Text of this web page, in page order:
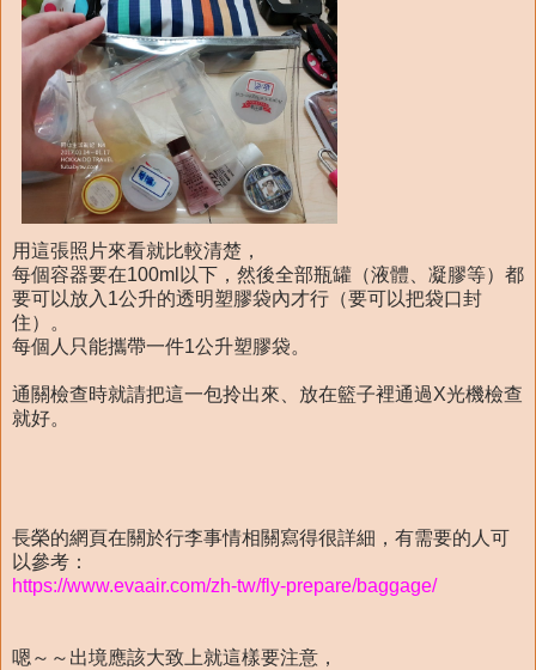
用這張照片來看就比較清楚，
每個容器要在100ml以下，然後全部瓶罐（液體、凝膠等）都
要可以放入1公升的透明塑膠袋內才行（要可以把袋口封
住）。
每個人只能攜帶一件1公升塑膠袋。
通關檢查時就請把這一包拎出來、放在籃子裡通過X光機檢查
就好。
長榮的網頁在關於行李事情相關寫得很詳細，有需要的人可
以參考：
https://www.evaair.com/zh-tw/fly-prepare/baggage/
嗯～～出境應該大致上就這樣要注意，